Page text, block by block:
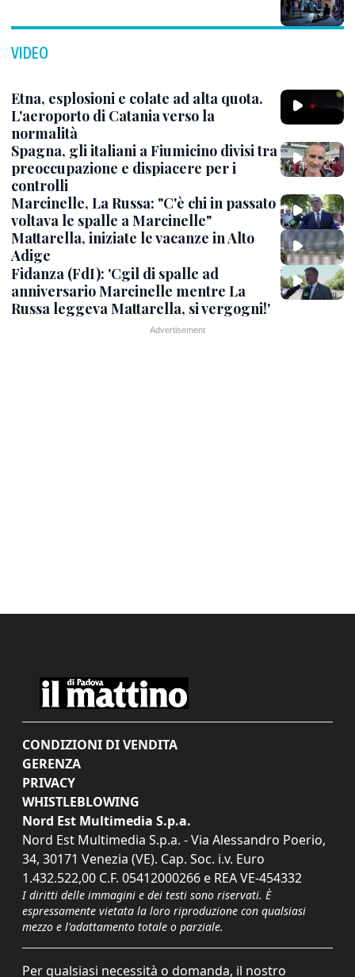
VIDEO
Etna, esplosioni e colate ad alta quota.
L'aeroporto di Catania verso la
normalità
Spagna, gli italiani a Fiumicino divisi tra
preoccupazione e dispiacere per i
controlli
Marcinelle, La Russa: "C'è chi in passato
voltava le spalle a Marcinelle"
Mattarella, iniziate le vacanze in Alto
Adige
Fidanza (FdI): 'Cgil di spalle ad
anniversario Marcinelle mentre La
Russa leggeva Mattarella, si vergogni!'
CONDIZIONI DI VENDITA
GERENZA
PRIVACY
WHISTLEBLOWING
Nord Est Multimedia S.p.a.
Nord Est Multimedia S.p.a. - Via Alessandro Poerio,
34, 30171 Venezia (VE). Cap. Soc. i.v. Euro
1.432.522,00 C.F. 05412000266 e REA VE-454332
I diritti delle immagini e dei testi sono riservati. È
espressamente vietata la loro riproduzione con qualsiasi
mezzo e l'adattamento totale o parziale.
Per qualsiasi necessità o domanda, il nostro